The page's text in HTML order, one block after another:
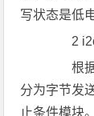
写状态是低
2 i2c
根据
分为字节发
止条件模块